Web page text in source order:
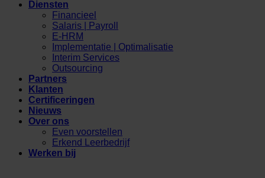
Diensten
Financieel
Salaris | Payroll
E-HRM
Implementatie | Optimalisatie
Interim Services
Outsourcing
Partners
Klanten
Certificeringen
Nieuws
Over ons
Even voorstellen
Erkend Leerbedrijf
Werken bij